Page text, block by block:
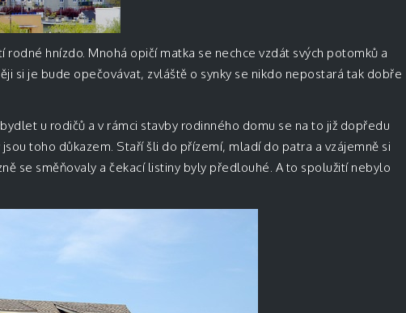
hnízdo. Mnohá opičí matka se nechce vzdát svých potomků a
si je bude opečovávat, zvláště o synky se nikdo nepostará tak dobře
u rodičů a v rámci stavby rodinného domu se na to již dopředu
toho důkazem. Staří šli do přízemí, mladí do patra a vzájemně si
se směňovaly a čekací listiny byly předlouhé. A to spolužití nebylo